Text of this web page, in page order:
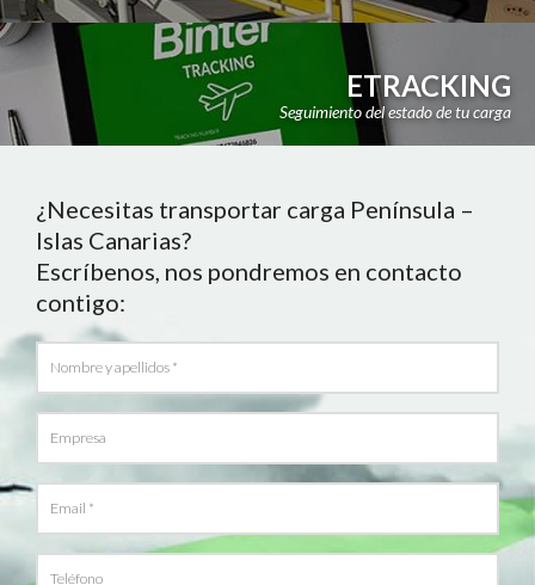
ETRACKING
Seguimiento del estado de tu carga
¿Necesitas transportar carga Península –
Islas Canarias?
Escríbenos, nos pondremos en contacto
contigo: